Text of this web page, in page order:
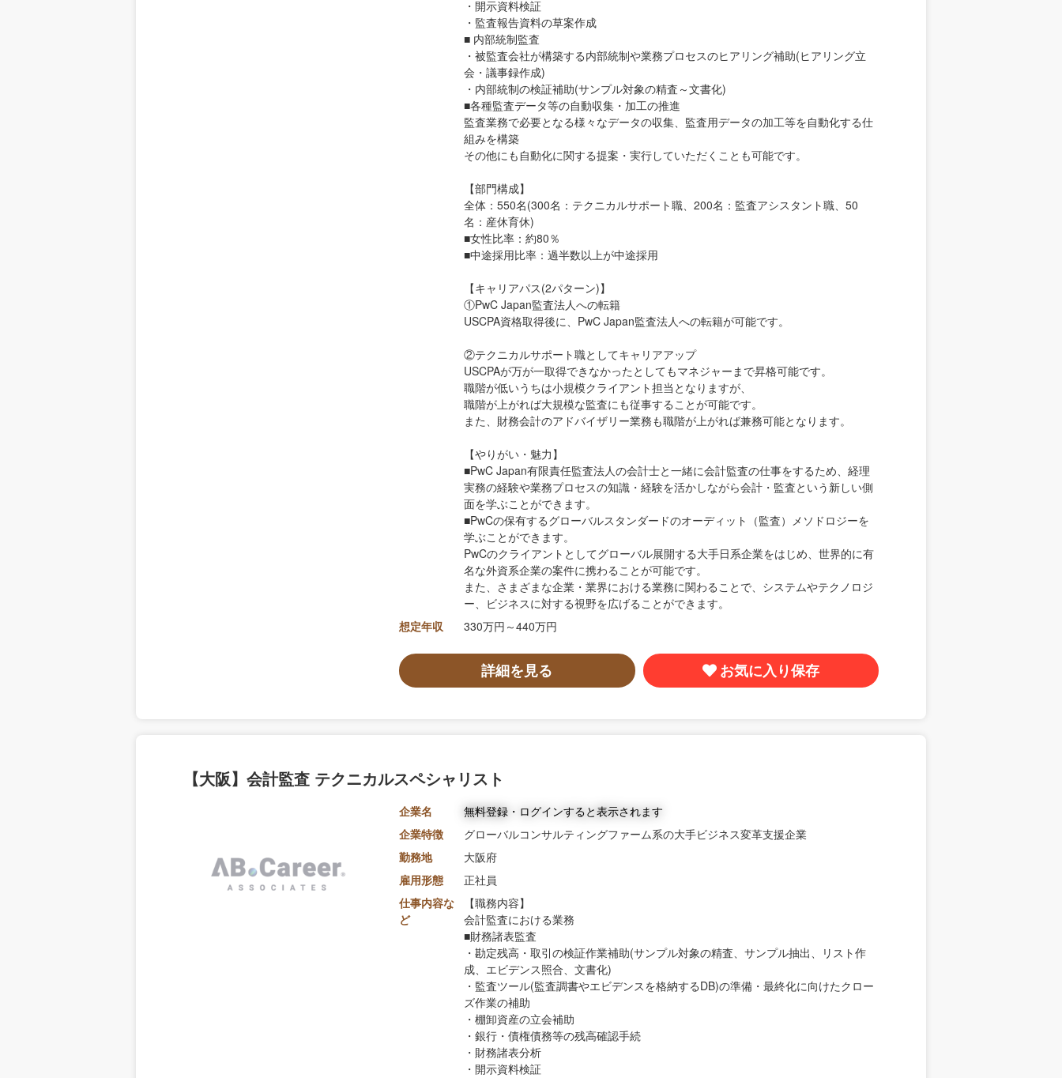
・開示資料検証
・監査報告資料の草案作成
■ 内部統制監査
・被監査会社が構築する内部統制や業務プロセスのヒアリング補助(ヒアリング立
会・議事録作成)
・内部統制の検証補助(サンプル対象の精査～文書化)
■各種監査データ等の自動収集・加工の推進
監査業務で必要となる様々なデータの収集、監査用データの加工等を自動化する仕
組みを構築
その他にも自動化に関する提案・実行していただくことも可能です。
【部門構成】
全体：550名(300名：テクニカルサポート職、200名：監査アシスタント職、50
名：産休育休)
■女性比率：約80％
■中途採用比率：過半数以上が中途採用
【キャリアパス(2パターン)】
①PwC Japan監査法人への転籍
USCPA資格取得後に、PwC Japan監査法人への転籍が可能です。
②テクニカルサポート職としてキャリアアップ
USCPAが万が一取得できなかったとしてもマネジャーまで昇格可能です。
職階が低いうちは小規模クライアント担当となりますが、
職階が上がれば大規模な監査にも従事することが可能です。
また、財務会計のアドバイザリー業務も職階が上がれば兼務可能となります。
【やりがい・魅力】
■PwC Japan有限責任監査法人の会計士と一緒に会計監査の仕事をするため、経理
実務の経験や業務プロセスの知識・経験を活かしながら会計・監査という新しい側
面を学ぶことができます。
■PwCの保有するグローバルスタンダードのオーディット（監査）メソドロジーを
学ぶことができます。
PwCのクライアントとしてグローバル展開する大手日系企業をはじめ、世界的に有
名な外資系企業の案件に携わることが可能です。
また、さまざまな企業・業界における業務に関わることで、システムやテクノロジ
ー、ビジネスに対する視野を広げることができます。
想定年収
330万円～440万円
詳細を見る お気に入り保存
【大阪】会計監査 テクニカルスペシャリスト
企業名
無料登録・ログインすると表示されます
企業特徴
グローバルコンサルティングファーム系の大手ビジネス変革支援企業
勤務地
大阪府
雇用形態
正社員
仕事内容な
ど
【職務内容】
会計監査における業務
■財務諸表監査
・勘定残高・取引の検証作業補助(サンプル対象の精査、サンプル抽出、リスト作
成、エビデンス照合、文書化)
・監査ツール(監査調書やエビデンスを格納するDB)の準備・最終化に向けたクロー
ズ作業の補助
・棚卸資産の立会補助
・銀行・債権債務等の残高確認手続
・財務諸表分析
・開示資料検証